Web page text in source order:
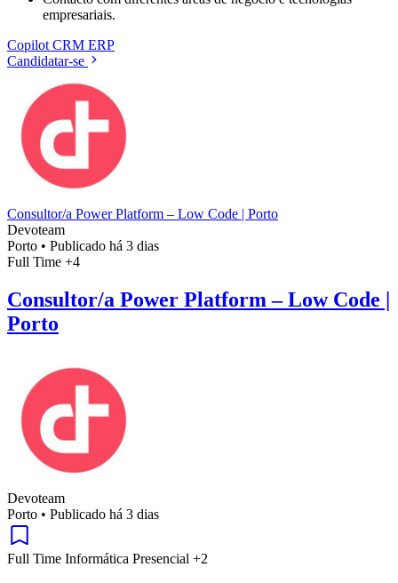
empresariais.
Copilot CRM ERP
Candidatar-se
Consultor/a Power Platform – Low Code | Porto
Devoteam
Porto • Publicado há 3 dias
Full Time +4
Consultor/a Power Platform – Low Code |
Porto
Devoteam
Porto • Publicado há 3 dias
Full Time Informática Presencial +2